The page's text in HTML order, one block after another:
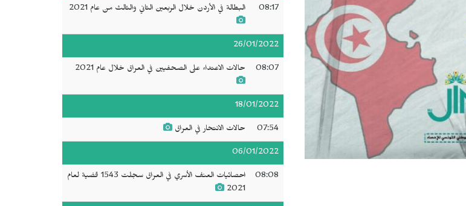
08:17 البطالة في الأردن خلال الربعين الثاني والثالث من عام 2021
26/01/2022
08:07 حالات الاعتداء على الصحفيين في العراق خلال عام 2021
18/01/2022
07:54 حالات الانتحار في العراق
06/01/2022
08:08
احصائيات العنف الأسري في العراق سجلت 1543 قضية لعام
2021